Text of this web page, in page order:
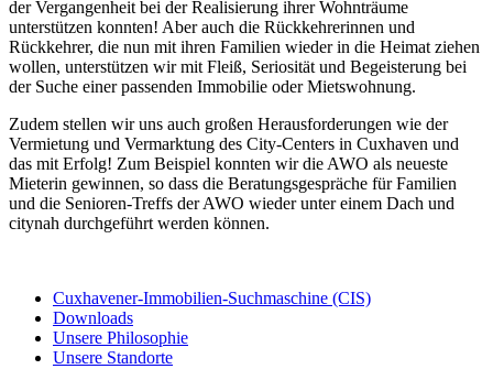
der Vergangenheit bei der Realisierung ihrer Wohnträume
unterstützen konnten! Aber auch die Rückkehrerinnen und
Rückkehrer, die nun mit ihren Familien wieder in die Heimat ziehen
wollen, unterstützen wir mit Fleiß, Seriosität und Begeisterung bei
der Suche einer passenden Immobilie oder Mietswohnung.
Zudem stellen wir uns auch großen Herausforderungen wie der
Vermietung und Vermarktung des City-Centers in Cuxhaven und
das mit Erfolg! Zum Beispiel konnten wir die AWO als neueste
Mieterin gewinnen, so dass die Beratungsgespräche für Familien
und die Senioren-Treffs der AWO wieder unter einem Dach und
citynah durchgeführt werden können.
Cuxhavener-Immobilien-Suchmaschine (CIS)
Downloads
Unsere Philosophie
Unsere Standorte